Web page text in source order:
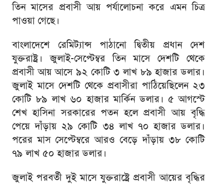
তিন মাসের প্রবাসী আয় পর্যালোচনা করে এমন চিত্র
পাওয়া গেছে।
বাংলাদেশে রেমিট্যান্স পাঠানো দ্বিতীয় প্রধান দেশ
যুক্তরাষ্ট্র। জুলাই-সেপ্টেম্বর তিন মাসে দেশটি থেকে
প্রবাসী আয় আসে ৯২ কোটি ৩ লাখ ৮৯ হাজার ডলার।
জুলাই মাসে দেশটি থেকে প্রবাসীরা পাঠিয়েছিলেন ২৩
কোটি ৮৯ লাখ ৬০ হাজার মার্কিন ডলার। ৫ আগস্টে
শেখ হাসিনা সরকারের পতন হলে প্রবাসী আয় বৃদ্ধি
পেয়ে দাঁড়ায় ২৯ কোটি ৩৪ লাখ ৭০ হাজার ডলার।
পরের মাস সেপ্টেম্বরে আরও বেড়ে দাঁড়ায় ৩৮ কোটি
৭৯ লাখ ৫০ হাজার ডলার।
জুলাই পরবর্তী দুই মাসে যুক্তরাষ্ট্রে প্রবাসী আয়ের বৃদ্ধির